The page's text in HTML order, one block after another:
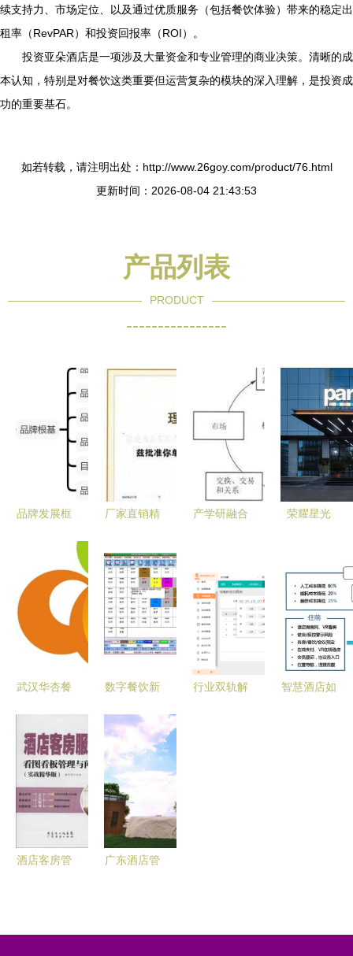
续支持力、市场定位、以及通过优质服务（包括餐饮体验）带来的稳定出
租率（RevPAR）和投资回报率（ROI）。
投资亚朵酒店是一项涉及大量资金和专业管理的商业决策。清晰的成
本认知，特别是对餐饮这类重要但运营复杂的模块的深入理解，是投资成
功的重要基石。
如若转载，请注明出处：http://www.26goy.com/product/76.html
更新时间：2026-08-04 21:43:53
产品列表
PRODUCT
----------------
品牌发展框
司与餐饮管
理的融合策
厂家直销精
酒店仿古实
木茶水柜价
格 厂家 图
片
产学研融合
营销》教材
解析 刘天
飞与赵伟丽
的现代学徒
制探索
荣耀星光
管理领航行
业复苏之路
武汉华杏餐
理的融合发
展之道
数字餐饮新
市奥狐软件
科技如何重
塑餐饮管理
智慧链条
行业双轨解
智慧酒店如
酒店客房管
广东酒店管